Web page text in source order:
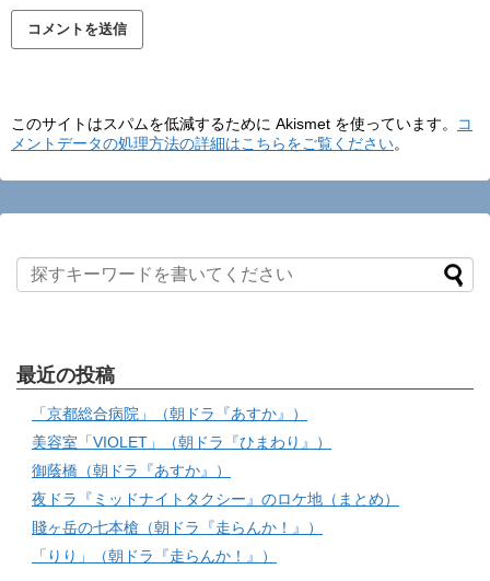
このサイトはスパムを低減するために Akismet を使っています。
コ
メントデータの処理方法の詳細はこちらをご覧ください。
最近の投稿
「京都総合病院」（朝ドラ『あすか』）
美容室「VIOLET」（朝ドラ『ひまわり』）
御蔭橋（朝ドラ『あすか』）
夜ドラ『ミッドナイトタクシー』のロケ地（まとめ）
賤ヶ岳の七本槍（朝ドラ『走らんか！』）
「りり」（朝ドラ『走らんか！』）